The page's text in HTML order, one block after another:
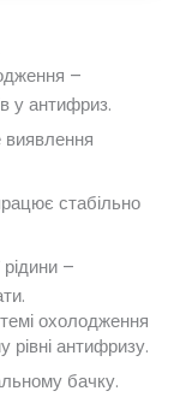
–
у антифриз.
виявлення
стабільно
–
охолодження
рівні антифризу.
бачку.